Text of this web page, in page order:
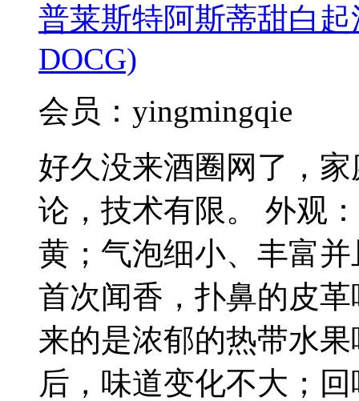
普莱斯特阿斯蒂甜白起
DOCG)
会员：yingmingqie
好久没来酒圈网了，
论，技术有限。 外观
黄；气泡细小、丰富
首次闻香，扑鼻的皮
来的是浓郁的热带水
后，味道变化不大；